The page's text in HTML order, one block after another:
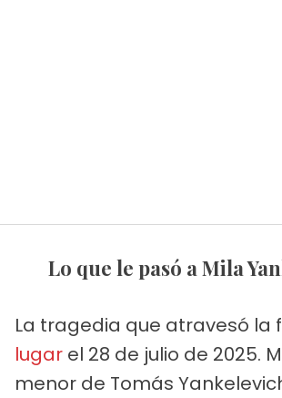
Lo que le pasó a Mila
La tragedia que atravesó la
lugar el 28 de julio de 2025.
menor de Tomás